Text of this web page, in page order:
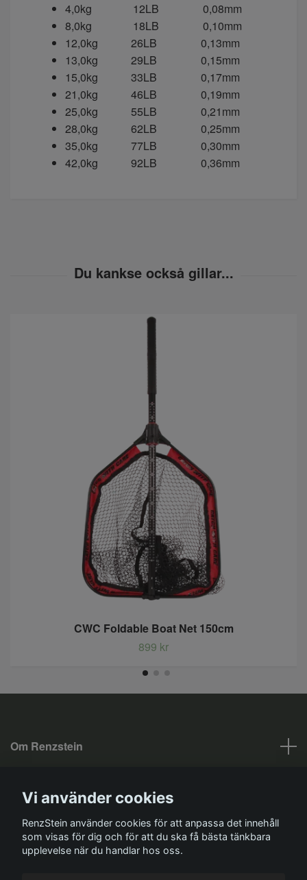
4,0kg 12LB 0,08mm
8,0kg 18LB 0,10mm
12,0kg 26LB 0,13mm
13,0kg 29LB 0,15mm
15,0kg 33LB 0,17mm
21,0kg 46LB 0,19mm
25,0kg 55LB 0,21mm
28,0kg 62LB 0,25mm
35,0kg 77LB 0,30mm
42,0kg 92LB 0,36mm
CWC Foldable Boat Net 150cm
899 kr
Om Renzstein
Sociala medier
Vi använder cookies
RenzStein använder cookies för att anpassa det innehåll
som visas för dig och för att du ska få bästa tänkbara
upplevelse när du handlar hos oss.